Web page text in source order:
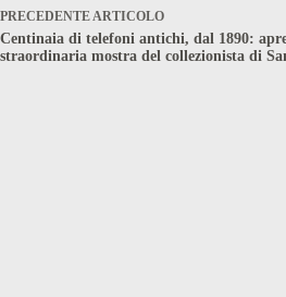
PRECEDENTEARTICOLO
Centinaia di telefoni antichi, dal 1890:
straordinaria mostra del collezionista di